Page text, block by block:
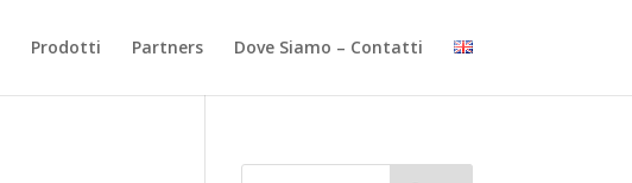
Prodotti Partners Dove Siamo – Contatti